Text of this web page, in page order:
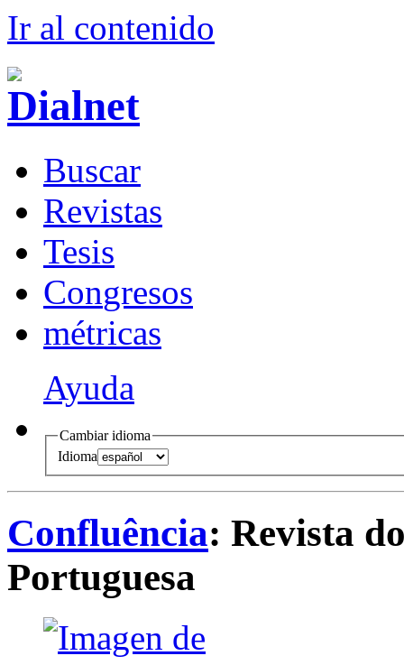
Ir al contenido
Buscar
Revistas
Tesis
Congresos
métricas
Ayuda
Cambiar idioma
Idioma
Confluência: Revista
Portuguesa